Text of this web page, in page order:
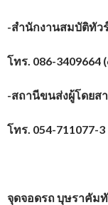
-สำนักงานสมบัติทัว
โทร. 086-3409664
-สถานีขนส่งผู้โดยส
โทร. 054-711077-3
จุดจอดรถ บุษราคัม